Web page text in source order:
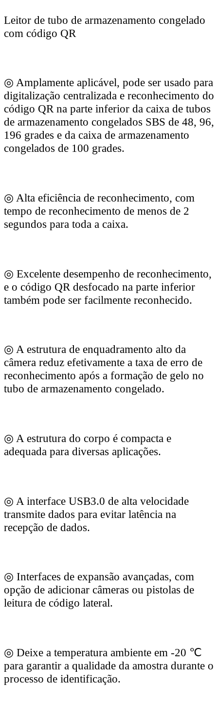
Leitor de tubo de armazenamento congelado
com código QR
◎ Amplamente aplicável, pode ser usado para
digitalização centralizada e reconhecimento do
código QR na parte inferior da caixa de tubos
de armazenamento congelados SBS de 48, 96,
196 grades e da caixa de armazenamento
congelados de 100 grades.
◎ Alta eficiência de reconhecimento, com
tempo de reconhecimento de menos de 2
segundos para toda a caixa.
◎ Excelente desempenho de reconhecimento,
e o código QR desfocado na parte inferior
também pode ser facilmente reconhecido.
◎ A estrutura de enquadramento alto da
câmera reduz efetivamente a taxa de erro de
reconhecimento após a formação de gelo no
tubo de armazenamento congelado.
◎ A estrutura do corpo é compacta e
adequada para diversas aplicações.
◎ A interface USB3.0 de alta velocidade
transmite dados para evitar latência na
recepção de dados.
◎ Interfaces de expansão avançadas, com
opção de adicionar câmeras ou pistolas de
leitura de código lateral.
◎ Deixe a temperatura ambiente em -20 ℃
para garantir a qualidade da amostra durante o
processo de identificação.